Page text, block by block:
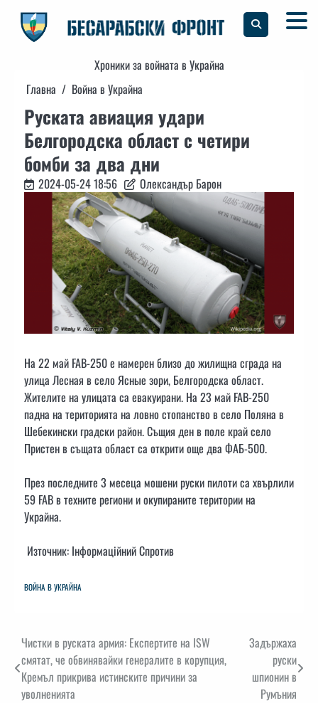
content
Хроники за войната в Украйна
Главна
Война в Украйна
Руската авиация удари
Белгородска област с четири
бомби за два дни
2024-05-24 18:56 Олександър Барон
На 22 май FAB-250 е намерен близо до жилищна сграда на
улица Лесная в село Ясные зори, Белгородска област.
Жителите на улицата са евакуирани. На 23 май FAB-250
падна на територията на ловно стопанство в село Поляна в
Шебекински градски район. Същия ден в поле край село
Пристен в същата област са открити още два ФАБ-500.
През последните 3 месеца мошени руски пилоти са хвърлили
59 FAB в техните региони и окупираните територии на
Украйна.
Източник: Інформаційний Спротив
ВОЙНА В УКРАЙНА
Навигация
Чистки в руската армия: Експертите на ISW
смятат, че обвинявайки генералите в корупция,
Кремъл прикрива истинските причини за
уволненията
Задържаха
руски
шпионин в
Румъния